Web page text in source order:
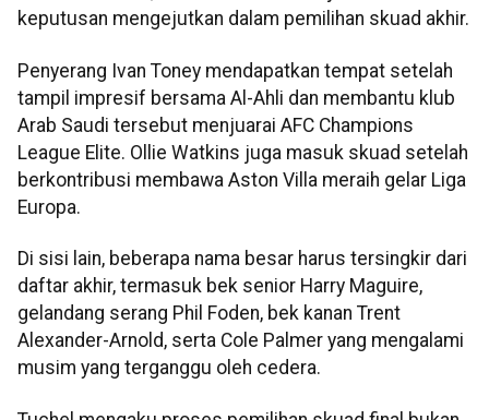
keputusan mengejutkan dalam pemilihan skuad akhir.
Penyerang Ivan Toney mendapatkan tempat setelah
tampil impresif bersama Al-Ahli dan membantu klub
Arab Saudi tersebut menjuarai AFC Champions
League Elite. Ollie Watkins juga masuk skuad setelah
berkontribusi membawa Aston Villa meraih gelar Liga
Europa.
Di sisi lain, beberapa nama besar harus tersingkir dari
daftar akhir, termasuk bek senior Harry Maguire,
gelandang serang Phil Foden, bek kanan Trent
Alexander-Arnold, serta Cole Palmer yang mengalami
musim yang terganggu oleh cedera.